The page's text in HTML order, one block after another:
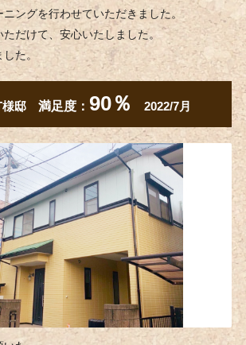
ングを行わせていただきました。
だけて、安心いたしました。
した。
邸 満足度： 90％ 2022/7月